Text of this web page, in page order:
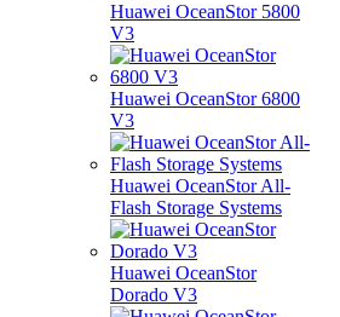
Huawei OceanStor 5800
V3
Huawei OceanStor 6800
V3
Huawei OceanStor All-
Flash Storage Systems
Huawei OceanStor
Dorado V3